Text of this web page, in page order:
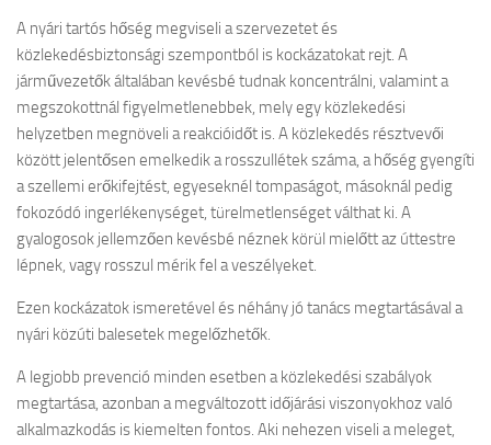
A nyári tartós hőség megviseli a szervezetet és
közlekedésbiztonsági szempontból is kockázatokat rejt. A
járművezetők általában kevésbé tudnak koncentrálni, valamint a
megszokottnál figyelmetlenebbek, mely egy közlekedési
helyzetben megnöveli a reakcióidőt is. A közlekedés résztvevői
között jelentősen emelkedik a rosszullétek száma, a hőség gyengíti
a szellemi erőkifejtést, egyeseknél tompaságot, másoknál pedig
fokozódó ingerlékenységet, türelmetlenséget válthat ki. A
gyalogosok jellemzően kevésbé néznek körül mielőtt az úttestre
lépnek, vagy rosszul mérik fel a veszélyeket.
Ezen kockázatok ismeretével és néhány jó tanács megtartásával a
nyári közúti balesetek megelőzhetők.
A legjobb prevenció minden esetben a közlekedési szabályok
megtartása, azonban a megváltozott időjárási viszonyokhoz való
alkalmazkodás is kiemelten fontos. Aki nehezen viseli a meleget,